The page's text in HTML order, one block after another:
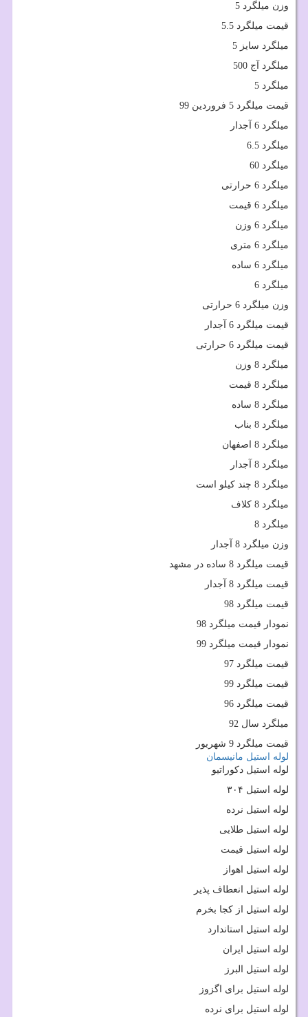
وزن میلگرد 5
قیمت میلگرد 5.5
میلگرد سایز 5
میلگرد آج 500
میلگرد 5
قیمت میلگرد 5 فروردین 99
میلگرد 6 آجدار
میلگرد 6.5
میلگرد 60
میلگرد 6 حرارتی
میلگرد 6 قیمت
میلگرد 6 وزن
میلگرد 6 متری
میلگرد 6 ساده
میلگرد 6
وزن میلگرد 6 حرارتی
قیمت میلگرد 6 آجدار
قیمت میلگرد 6 حرارتی
میلگرد 8 وزن
میلگرد 8 قیمت
میلگرد 8 ساده
میلگرد 8 بناب
میلگرد 8 اصفهان
میلگرد 8 آجدار
میلگرد 8 چند کیلو است
میلگرد 8 کلاف
میلگرد 8
وزن میلگرد 8 آجدار
قیمت میلگرد 8 ساده در مشهد
قیمت میلگرد 8 آجدار
قیمت میلگرد 98
نمودار قیمت میلگرد 98
نمودار قیمت میلگرد 99
قیمت میلگرد 97
قیمت میلگرد 99
قیمت میلگرد 96
میلگرد سال 92
قیمت میلگرد 9 شهریور
لوله استیل مانیسمان
لوله استیل دکوراتیو
لوله استیل ۳۰۴
لوله استیل نرده
لوله استیل طلایی
لوله استیل قیمت
لوله استیل اهواز
لوله استیل انعطاف پذیر
لوله استیل از کجا بخرم
لوله استیل استاندارد
لوله استیل ایران
لوله استیل البرز
لوله استیل برای اگزوز
لوله استیل برای نرده